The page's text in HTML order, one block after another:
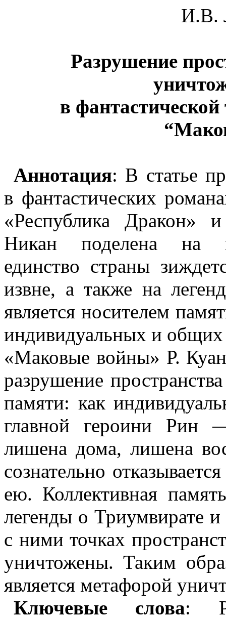
И.В.
Разрушение
в
Аннотация: В статье
в фантастических
«Республика
Никан поделена на
единство страны
извне, а также на
является носителем
индивидуальных и
«Маковые войны» Р.
разрушение
памяти: как
главной героини Рин
лишена дома, лишена
сознательно
ею. Коллективная
легенды о Триумвирате
с ними точках
уничтожены. Таким
является метафорой
Ключевые слова: